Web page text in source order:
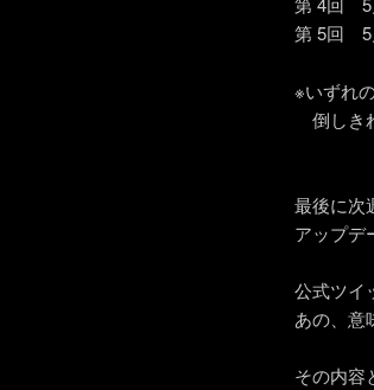
第 5回 5
※いずれ
倒しき
最後に次
アップデ
公式ツイ
あの、意
その内容